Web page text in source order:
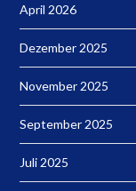
April 2026
Dezember 2025
November 2025
September 2025
Juli 2025